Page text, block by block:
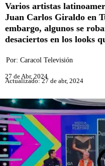
Varios artistas
Juan Carlos Giraldo en
embargo, algunos se
desaciertos en los looks
Por: Caracol Televisión
27 de Abr, 2024
Actualizado: 27 de abr, 2024